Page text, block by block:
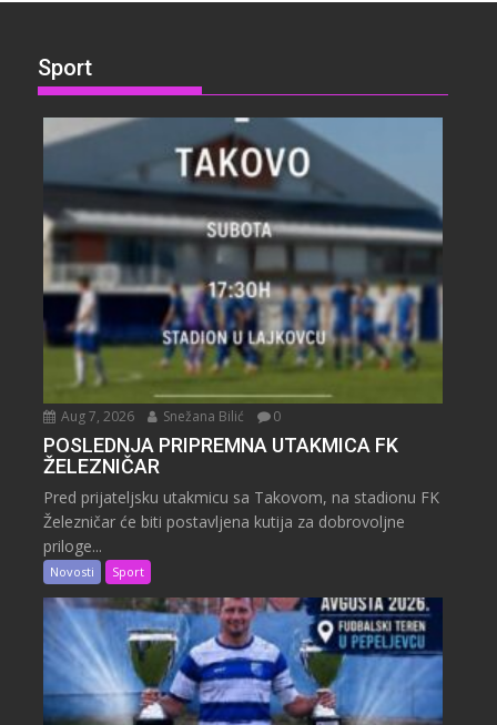
Sport
Aug 7, 2026 Snežana Bilić 0
POSLEDNJA PRIPREMNA UTAKMICA FK
ŽELEZNIČAR
Pred prijateljsku utakmicu sa Takovom, na stadionu FK
Železničar će biti postavljena kutija za dobrovoljne
priloge...
Novosti Sport